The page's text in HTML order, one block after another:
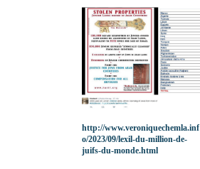
http://www.veroniquechemla.inf
o/2023/09/lexil-du-million-de-
juifs-du-monde.html